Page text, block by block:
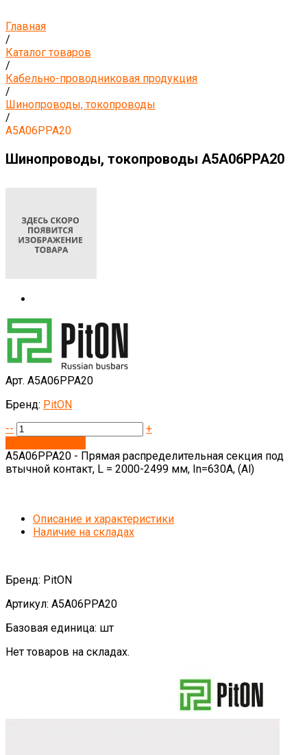
Главная
/
Каталог товаров
/
Кабельно-проводниковая продукция
/
Шинопроводы, токопроводы
/
А5А06РРА20
Шинопроводы, токопроводы А5А06РРА20
Арт. А5А06РРА20
Бренд: PitON
--
+
А5А06РРА20 - Прямая распределительная секция под
втычной контакт, L = 2000-2499 мм, In=630A, (Al)
Описание и характеристики
Наличие на складах
Бренд: PitON
Артикул: А5А06РРА20
Базовая единица: шт
Нет товаров на складах.